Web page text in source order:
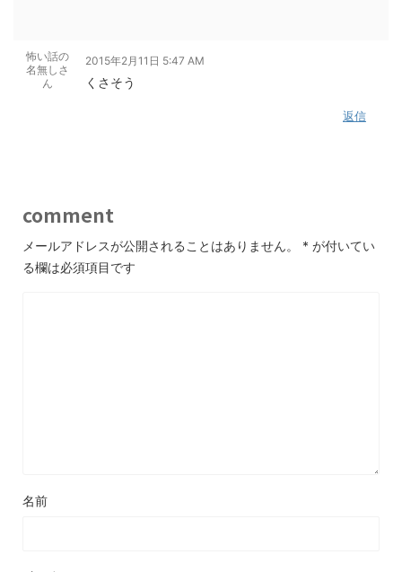
怖い話の
名無しさ
ん
2015年2月11日 5:47 AM
くさそう
返信
comment
メールアドレスが公開されることはありません。 * が付いてい
る欄は必須項目です
名前